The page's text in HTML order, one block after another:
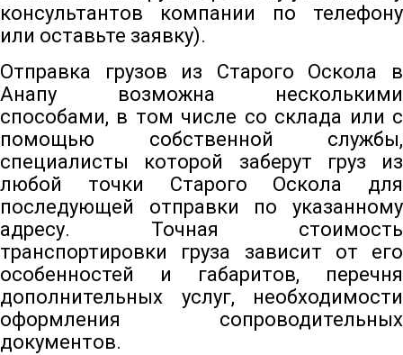
консультантов компании по телефону
или оставьте заявку).
Отправка грузов из Старого Оскола в
Анапу возможна несколькими
способами, в том числе со склада или с
помощью собственной службы,
специалисты которой заберут груз из
любой точки Старого Оскола для
последующей отправки по указанному
адресу. Точная стоимость
транспортировки груза зависит от его
особенностей и габаритов, перечня
дополнительных услуг, необходимости
оформления сопроводительных
документов.